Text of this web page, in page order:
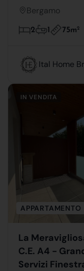
Bergamo
2 1 75m2
Ital Home
IN VENDITA
APPARTAMENTO
La
C.E. A4 -
Servizi